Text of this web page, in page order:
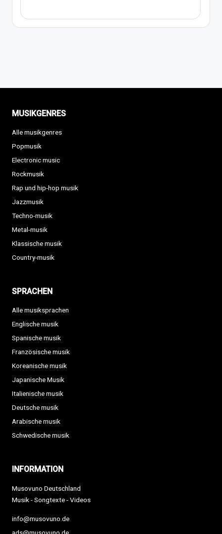
MUSIKGENRES
Alle musikgenres
Popmusik
Electronic music
Rockmusik
Rap und hip-hop musik
Jazzmusik
Techno-musik
Metal-musik
Klassische musik
Country-musik
SPRACHEN
Alle musiksprachen
Englische musik
Spanische musik
Französische musik
Koreanische musik
Japanische Musik
Italienische musik
Deutsche musik
Arabische musik
Schwedische musik
INFORMATION
Musovuno Deutschland
Musik - Songtexte - Videos
info@musovuno.de